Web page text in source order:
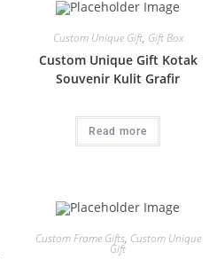
Custom Unique Gift, Gift Box
Custom Unique Gift Kotak
Souvenir Kulit Grafir
Read more
Custom Frame Gifts, Custom Unique
Gift